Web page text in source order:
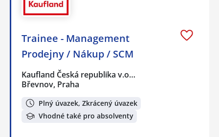
Trainee - Management
Prodejny / Nákup / SCM
Kaufland Česká republika v.o…
Břevnov, Praha
Plný úvazek, Zkrácený úvazek
Vhodné také pro absolventy